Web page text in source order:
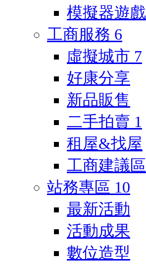
模擬器遊戲
工商服務 6
虛擬城市 7
好康分享
新品販售
二手拍賣 1
租屋&找屋
工商建議區
站務專區 10
最新活動
活動成果
數位造型